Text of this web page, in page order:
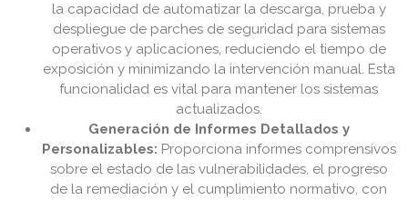
la capacidad de automatizar la descarga, prueba y
despliegue de parches de seguridad para sistemas
operativos y aplicaciones, reduciendo el tiempo de
exposición y minimizando la intervención manual. Esta
funcionalidad es vital para mantener los sistemas
actualizados.
Generación de Informes Detallados y
Personalizables: Proporciona informes comprensivos
sobre el estado de las vulnerabilidades, el progreso
de la remediación y el cumplimiento normativo, con